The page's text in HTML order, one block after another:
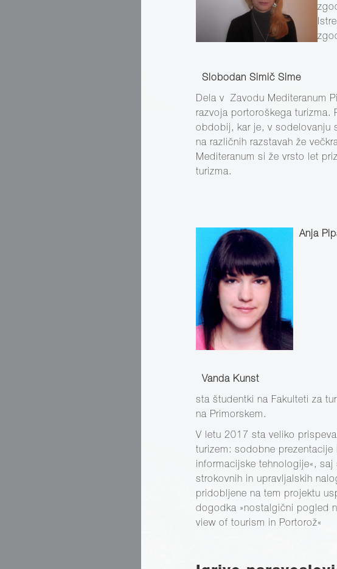
Slobodan Simič Sime
Dela v Zavodu Mediteranum
razvoja portoroškega turizma.
obdobij, kar je, v sodelovanju
na različnih razstavah že
Mediteranum si že vrsto let
turizma.
Anja
Vanda Kunst
sta študentki na Fakulteti za
na Primorskem.
V letu 2017 sta veliko
turizem: sodobne
informacijske tehnologije«,
strokovnih in upravljalskih
pridobljene na tem projektu
dogodka »nostalgični pogled
view of tourism in Portorož«